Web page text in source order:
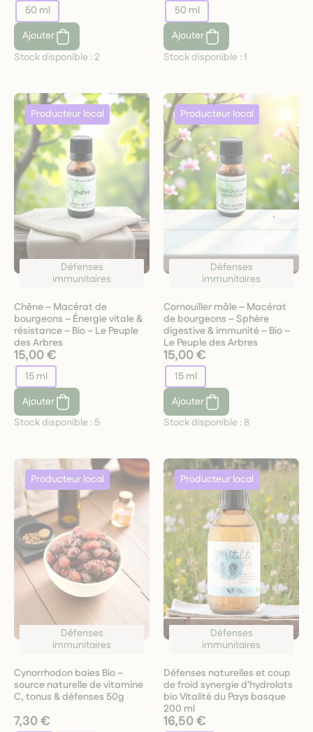
50 ml
Ajouter
Stock disponible : 2
50 ml
Ajouter
Stock disponible :1
Défenses
immunitaires
Chêne – Macérat de
bourgeons – Énergie vitale &
résistance – Bio – Le Peuple
des Arbres
15,00 €
15 ml
Ajouter
Stock disponible : 5
Défenses
immunitaires
Cornouiller mâle – Macérat
de bourgeons – Sphère
digestive & immunité – Bio –
Le Peuple des Arbres
15,00 €
15 ml
Ajouter
Stock disponible :8
Défenses
immunitaires
Cynorrhodon baies Bio –
source naturelle de vitamine
C, tonus & défenses 50g
7,30 €
Défenses
immunitaires
Défenses naturelles et coup
de froid synergie d’hydrolats
bio Vitalité du Pays basque
200 ml
16,50 €